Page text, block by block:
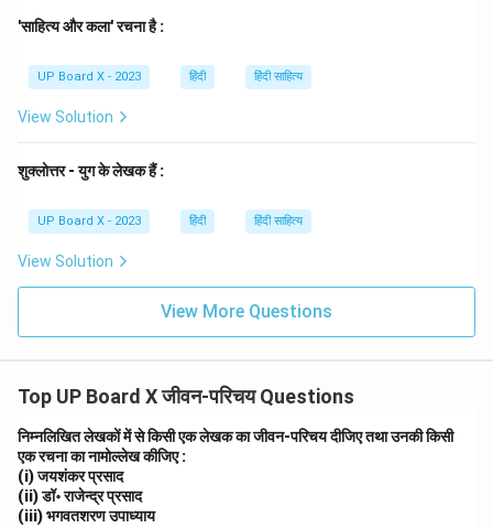
प्रसिद्ध संग्रह है, जो दो भागों में प्रकाशित है। इसमें क्रोध, ईर्ष्या,
विश्लेषण क्षमता और गहन वैचारिक चिंतन को दर्शाते हैं। इसके
अतिरिक्त,'हिन्दी साहित्य का इतिहास'
है। 'रस मीमांसा' उनका एक अन्य प्रसिद्ध आलोचनात्मक ग्रन्थ है।
Download Solution in PDF
'साहित्य और कला' रचना है :
UP Board X - 2023 हिंदी हिंदी साहित्य
View Solution
शुक्लोत्तर - युग के लेखक हैं :
UP Board X - 2023 हिंदी हिंदी साहित्य
View Solution
View More Questions
Top UP Board X जीवन-परिचय Questions
निम्नलिखित लेखकों में से किसी एक लेखक का जीवन-परिचय दीजिए तथा उनकी किसी
एक रचना का नामोल्लेख कीजिए :
(i) जयशंकर प्रसाद
(ii) डॉ॰ राजेन्द्र प्रसाद
(iii) भगवतशरण उपाध्याय